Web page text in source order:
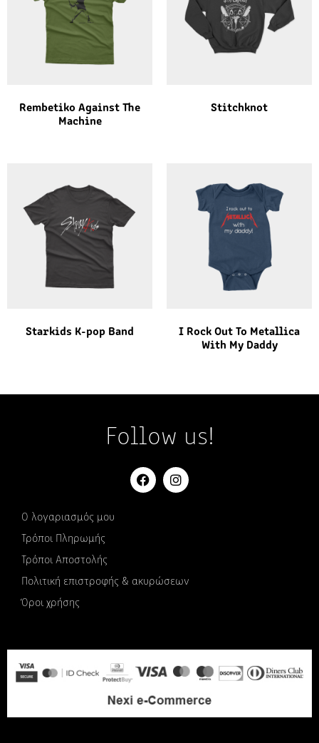
Rembetiko Against The
Machine
Stitchknot
Starkids K-pop Band
I Rock Out To Metallica
With My Daddy
Follow us!
Ο λογαριασμός μου
Τρόποι Πληρωμής
Τρόποι Αποστολής
Πολιτική επιστροφής & ακυρώσεων
Όροι χρήσης